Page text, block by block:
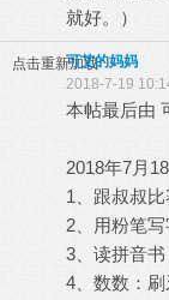
就好。）
点击重新加载可艾的妈妈
2018-7-19
本帖最后由
2018年7月
1、跟叔叔
2、用粉笔
3、读拼音
4、数数：